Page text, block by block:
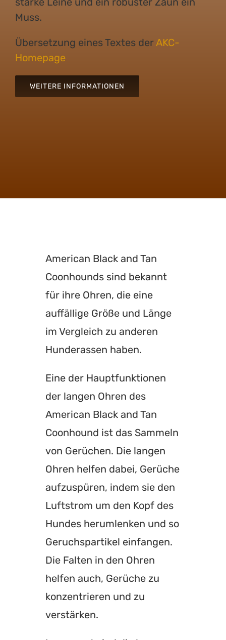
Muss.
Übersetzung eines Textes derAKC-
Homepage
WEITERE INFORMATIONEN
American Black and Tan
Coonhounds sind bekannt
für ihre Ohren, die eine
auffällige Größe und Länge
im Vergleich zu anderen
Hunderassen haben.
Eine der Hauptfunktionen
der langen Ohren des
American Black and Tan
Coonhound ist das Sammeln
von Gerüchen. Die langen
Ohren helfen dabei, Gerüche
aufzuspüren, indem sie den
Luftstrom um den Kopf des
Hundes herumlenken und so
Geruchspartikel einfangen.
Die Falten in den Ohren
helfen auch, Gerüche zu
konzentrieren und zu
verstärken.